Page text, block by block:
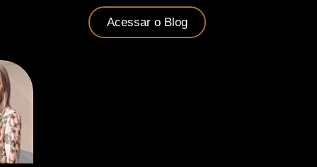
Acessar o Blog